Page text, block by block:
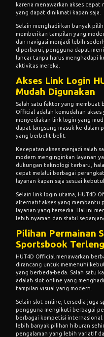
karena menawarkan akses
yang dapat dinikmati kapan saja.
Selain menghadirkan banyak
memberikan tampilan yang
dan navigasi menjadi lebih
diperbarui, pengguna dapat
lancar tanpa harus menghadapi
aktivitas mereka.
Akses Link Login
Mudah Digunakan
Salah satu faktor yang membuat
Official adalah kemudahan
menyediakan link login yang
dapat langsung masuk ke dalam
yang berbelit-belit.
Kecepatan akses menjadi salah
modern menginginkan layanan
dukungan teknologi terbaru,
cepat melalui berbagai
layanan kapan saja sesuai
Selain link login utama, HUT4D
alternatif akses yang
layanan yang tersedia. Hal ini
lebih nyaman dan stabil
Pilihan Permainan
Sportsbook
HUT4D Official menawarkan
dirancang untuk memenuhi
yang berbeda-beda. Salah satu
adalah slot online yang
tampilan visual yang modern.
Selain slot online, tersedia juga
pengguna mengikuti berbagai
berbagai kompetisi
lebih banyak pilihan hiburan
pengalaman yang lebih variatif